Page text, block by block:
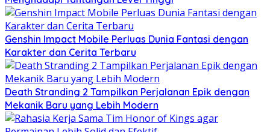
Genshin Impact Mobile Perluas Dunia Fantasi dengan
Karakter dan Cerita Terbaru
Death Stranding 2 Tampilkan Perjalanan Epik dengan
Mekanik Baru yang Lebih Modern